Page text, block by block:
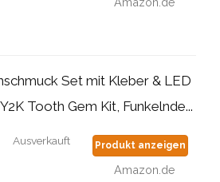
Set mit Kleber & LED
Tooth Gem Kit, Funkelnde...
Ausverkauft Produkt anzeigen
Amazon.de